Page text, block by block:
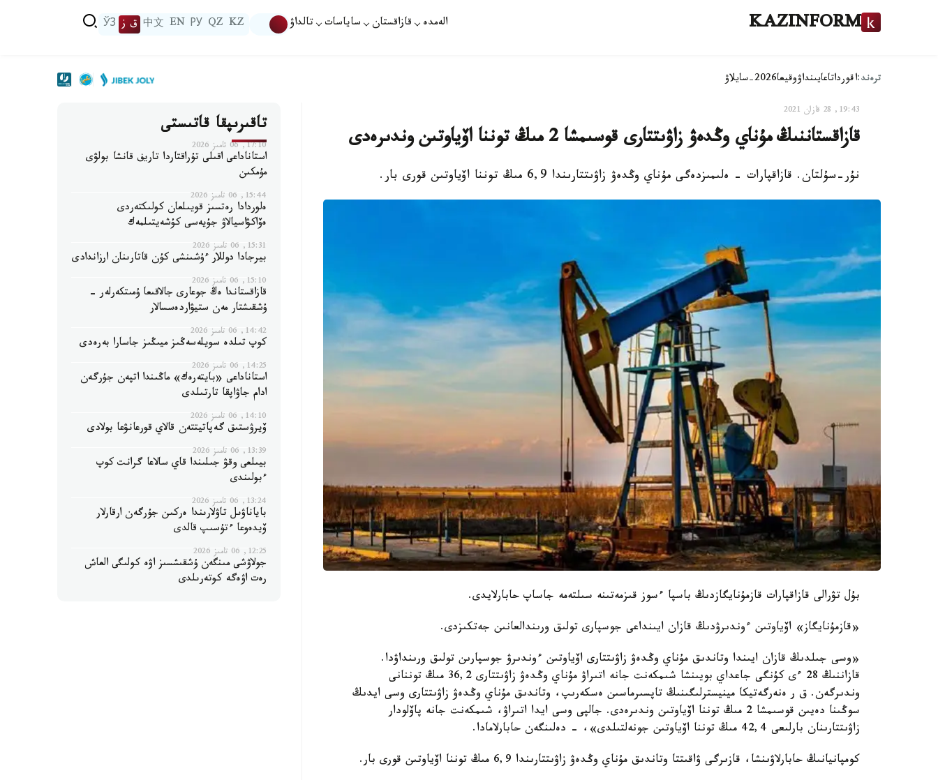
KAZINFORM الەمدە قازاقستان ساياسات تالداۋ KZ
QZ
РУ
EN
中文 ق ز ЎЗ
ترەند:اقورداتاعايىنداۋوقيعا2026-سايلاۋ
19:43, 28 قازان 2021
قازاقستاننىڭ مۇناي وڭدەۋ زاۋىتتارى قوسىمشا 2 مىڭ توننا اۆياوتىن وندىرەدى
نۇر-سۇلتان. قازاقپارات - ەلىمىزدەگى مۇناي وڭدەۋ زاۋىتتارىندا 6,9 مىڭ توننا اۆياوتىن قورى بار.
بۇل تۋرالى قازاقپارات قازمۇنايگازدىڭ باسپا ءسوز قىزمەتىنە سىلتەمە جاساپ حابارلايدى.
«قازمۇنايگاز» اۆياوتىن ءوندىرۋدىڭ قازان ايىنداعى جوسپارى تولىق ورىندالعانىن جەتكىزدى.
«وسى جىلدىڭ قازان ايىندا وتاندىق مۇناي وڭدەۋ زاۋىتتارى اۆياوتىن ءوندىرۋ جوسپارىن تولىق ورىنداۋدا.
قازاننىڭ 28 ءى كۇنگى جاعداي بويىنشا شىمكەنت جانە اتىراۋ مۇناي وڭدەۋ زاۋىتتارى 36,2 مىڭ توننانى
وندىرگەن. ق ر ەنەرگەتيكا مينيسترلىگىنىڭ تاپسىرماسىن ەسكەرىپ، وتاندىق مۇناي وڭدەۋ زاۋىتتارى وسى ايدىڭ
سوڭىنا دەيىن قوسىمشا 2 مىڭ توننا اۆياوتىن وندىرەدى. جالپى وسى ايدا اتىراۋ، شىمكەنت جانە پاۆلودار
زاۋىتتارىنان بارلىعى 42,4 مىڭ توننا اۆياوتىن جونەلتىلدى»، - دەلىنگەن حابارلامادا.
كومپانيانىڭ حابارلاۋىنشا، قازىرگى ۋاقىتتا وتاندىق مۇناي وڭدەۋ زاۋىتتارىندا 6,9 مىڭ توننا اۆياوتىن قورى بار.
تاقىرىپقا قاتىستى
17:10, 06 تامىز 2026
استاناداعى اقىلى تۇراقتاردا تاريف قانشا بولۋى
مۇمكىن
15:44, 06 تامىز 2026
ەلوردادا رەتسىز قويىلعان كولىكتەردى
ەۆاكۋاسيالاۋ جۇيەسى كۇشەيتىلمەك
15:31, 06 تامىز 2026
بيرجادا دوللار ءۇشىنشى كۇن قاتارىنان ارزاندادى
15:10, 06 تامىز 2026
قازاقستاندا ەڭ جوعارى جالاقىعا ۇمىتكەرلەر -
ۇشقىشتار مەن ستيۋاردەسسالار
14:42, 06 تامىز 2026
كوپ تىلدە سويلەسەڭىز ميىڭىز جاسارا بەرەدى
14:25, 06 تامىز 2026
استاناداعى «بايتەرەك» ماڭىندا اتپەن جۇرگەن
ادام جاۋاپقا تارتىلدى
14:10, 06 تامىز 2026
ۆيرۋستىق گەپاتيتتەن قالاي قورعانۋعا بولادى
13:39, 06 تامىز 2026
بيىلعى وقۋ جىلىندا قاي سالاعا گرانت كوپ
ءبولىندى
13:24, 06 تامىز 2026
باياناۋىل تاۋلارىندا ەركىن جۇرگەن ارقارلار
ۆيدەوعا ءتۇسىپ قالدى
12:25, 06 تامىز 2026
جولاۋشى مىنگەن ۇشقىشسىز اۋە كولىگى العاش
رەت اۋەگە كوتەرىلدى